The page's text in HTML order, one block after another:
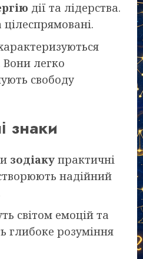
дії та лідерства.
Вони легко
свободу
знаки
зодіаку практичні
надійний
світом емоцій та
глибоке розуміння